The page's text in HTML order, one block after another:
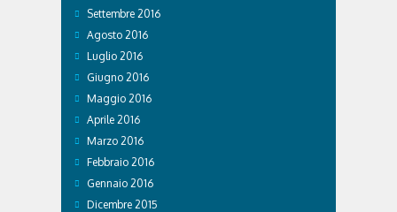
Settembre 2016
Agosto 2016
Luglio 2016
Giugno 2016
Maggio 2016
Aprile 2016
Marzo 2016
Febbraio 2016
Gennaio 2016
Dicembre 2015